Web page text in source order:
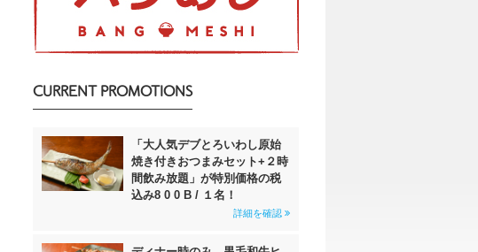
CURRENT PROMOTIONS
「大人気デブとろいわし原始
焼き付きおつまみセット+２時
間飲み放題」が特別価格の税
込み8 0 0 B / １名！
詳細を確認